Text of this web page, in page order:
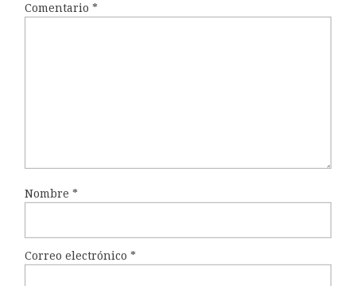
Comentario *
Nombre *
Correo electrónico *